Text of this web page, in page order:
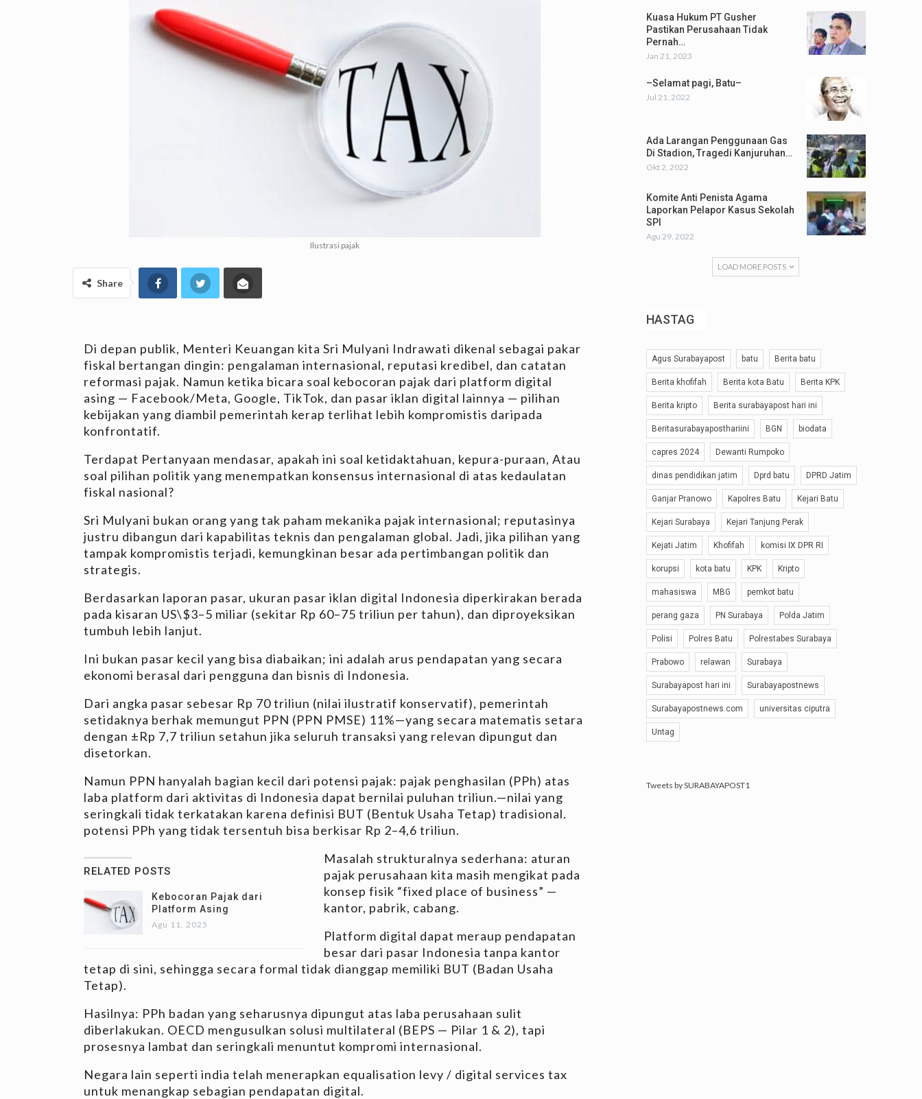
Ilustrasi pajak
Share
Di depan publik, Menteri Keuangan kita Sri Mulyani Indrawati dikenal sebagai pakar
fiskal bertangan dingin: pengalaman internasional, reputasi kredibel, dan catatan
reformasi pajak. Namun ketika bicara soal kebocoran pajak dari platform digital
asing — Facebook/Meta, Google, TikTok, dan pasar iklan digital lainnya — pilihan
kebijakan yang diambil pemerintah kerap terlihat lebih kompromistis daripada
konfrontatif.
Terdapat Pertanyaan mendasar, apakah ini soal ketidaktahuan, kepura-puraan, Atau
soal pilihan politik yang menempatkan konsensus internasional di atas kedaulatan
fiskal nasional?
Sri Mulyani bukan orang yang tak paham mekanika pajak internasional; reputasinya
justru dibangun dari kapabilitas teknis dan pengalaman global. Jadi, jika pilihan yang
tampak kompromistis terjadi, kemungkinan besar ada pertimbangan politik dan
strategis.
Berdasarkan laporan pasar, ukuran pasar iklan digital Indonesia diperkirakan berada
pada kisaran US\$3–5 miliar (sekitar Rp 60–75 triliun per tahun), dan diproyeksikan
tumbuh lebih lanjut.
Ini bukan pasar kecil yang bisa diabaikan; ini adalah arus pendapatan yang secara
ekonomi berasal dari pengguna dan bisnis di Indonesia.
Dari angka pasar sebesar Rp 70 triliun (nilai ilustratif konservatif), pemerintah
setidaknya berhak memungut PPN (PPN PMSE) 11%—yang secara matematis setara
dengan ±Rp 7,7 triliun setahun jika seluruh transaksi yang relevan dipungut dan
disetorkan.
Namun PPN hanyalah bagian kecil dari potensi pajak: pajak penghasilan (PPh) atas
laba platform dari aktivitas di Indonesia dapat bernilai puluhan triliun.—nilai yang
seringkali tidak terkatakan karena definisi BUT (Bentuk Usaha Tetap) tradisional.
potensi PPh yang tidak tersentuh bisa berkisar Rp 2–4,6 triliun.
RELATED POSTS
Kebocoran Pajak dari
Platform Asing
Agu 11, 2025
Masalah strukturalnya sederhana: aturan
pajak perusahaan kita masih mengikat pada
konsep fisik “fixed place of business” —
kantor, pabrik, cabang.
Platform digital dapat meraup pendapatan
besar dari pasar Indonesia tanpa kantor
tetap di sini, sehingga secara formal tidak dianggap memiliki BUT (Badan Usaha
Tetap).
Hasilnya: PPh badan yang seharusnya dipungut atas laba perusahaan sulit
diberlakukan. OECD mengusulkan solusi multilateral (BEPS — Pilar 1 & 2), tapi
prosesnya lambat dan seringkali menuntut kompromi internasional.
Negara lain seperti india telah menerapkan equalisation levy / digital services tax
untuk menangkap sebagian pendapatan digital.
Kuasa Hukum PT Gusher
Pastikan Perusahaan Tidak
Pernah…
Jan 21, 2023
–Selamat pagi, Batu–
Jul 21, 2022
Ada Larangan Penggunaan Gas
Di Stadion, Tragedi Kanjuruhan…
Okt 2, 2022
Komite Anti Penista Agama
Laporkan Pelapor Kasus Sekolah
SPI
Agu 29, 2022
LOAD MORE POSTS
HASTAG
Agus Surabayapost batu Berita batu
Berita khofifah Berita kota Batu Berita KPK
Berita kripto Berita surabayapost hari ini
Beritasurabayaposthariini BGN biodata
capres 2024 Dewanti Rumpoko
dinas pendidikan jatim Dprd batu DPRD Jatim
Ganjar Pranowo Kapolres Batu Kejari Batu
Kejari Surabaya Kejari Tanjung Perak
Kejati Jatim Khofifah komisi IX DPR RI
korupsi kota batu KPK Kripto
mahasiswa MBG pemkot batu
perang gaza PN Surabaya Polda Jatim
Polisi Polres Batu Polrestabes Surabaya
Prabowo relawan Surabaya
Surabayapost hari ini Surabayapostnews
Surabayapostnews.com universitas ciputra
Untag
Tweets by SURABAYAPOST1